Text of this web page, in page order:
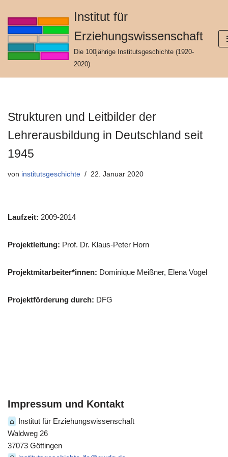
Zum
springen
Institut für
Erziehungswissenschaft
Die 100jährige Institutsgeschichte (1920-
2020)
Strukturen und Leitbilder der
Lehrerausbildung in Deutschland seit
1945
von institutsgeschichte 22. Januar 2020
Laufzeit: 2009-2014
Projektleitung: Prof. Dr. Klaus-Peter Horn
Projektmitarbeiter*innen: Dominique Meißner, Elena Vogel
Projektförderung durch: DFG
Impressum und Kontakt
⌂ Institut für Erziehungswissenschaft
Waldweg 26
37073 Göttingen